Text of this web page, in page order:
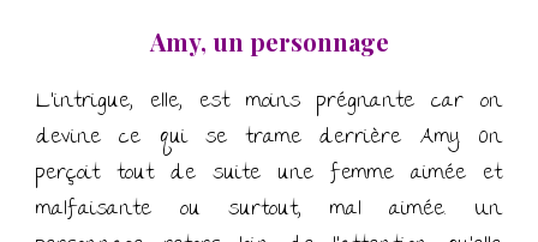
Amy, un personnage
L’intrigue, elle, est moins prégnante car on
devine ce qui se trame derrière Amy. On
perçoit tout de suite une femme aimée et
malfaisante ou surtout, mal aimée. Un